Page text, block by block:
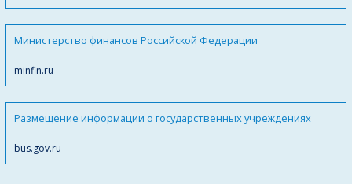
Министерство финансов Российской Федерации
minfin.ru
Размещение информации о государственных учреждениях
bus.gov.ru